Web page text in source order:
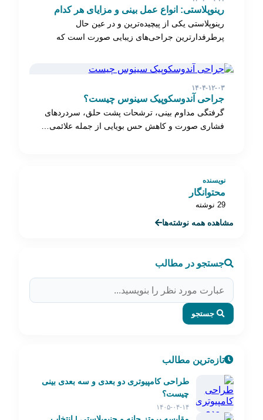
رینوپلاستی: انواع عمل بینی و مزایای هر کدام
رینوپلاستی یکی از پیچیده‌ترین و در عین حال
پرطرفدارترین جراحی‌های زیبایی صورت است که
۱۴۰۴-۱۲-۰۳
جراحی آندوسکوپیک سینوس چیست؟
گرفتگی مداوم بینی، ترشحات پشت حلق، سردردهای
فشاری صورت و کاهش حس بویایی از جمله علائمی…
نویسنده
محتوانگار
29 نوشته
مشاهده همه نوشته‌ها
جستجو در مطالب
جستجو
تازه‌ترین مطالب
طراحی کامپیوتری دو بعدی و سه بعدی بینی
چیست؟
۱۴۰۵-۰۴-۱۴